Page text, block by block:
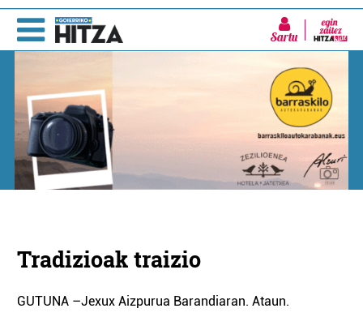
Sartu
Tradizioak traizio
GUTUNA –Jexux Aizpurua Barandiaran. Ataun.